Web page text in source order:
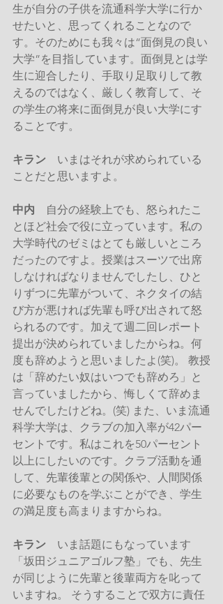
生が自分の子供を流通科学大学に行か
せたいと、思ってくれることなので
す。そのためにも我々は“面倒見の良い
大学”を目指しています。面倒見とは学
生に迎合したり、手取り足取りして教
えるのではなく、厳しく教育して、そ
の学生の将来に面倒見が良い大学にす
ることです。
キラン いまはそれが求められている
ことだと思いますよ。
中内 自分の経験上でも、怒られたこ
とほど社会で役に立っています。私の
大学時代のゼミはとても厳しいところ
だったのですよ。授業はスーツで出席
しなければなりませんでしたし、ひと
りずつに先輩がついて、ネクタイの結
び方が悪ければ先輩も呼び出されて怒
られるのです。加えて週二回レポート
提出が決められていましたからね。何
度も辞めようと思いましたよ(笑)。 教授
は「辞めたい奴はいつでも辞めろ」と
言っていましたから、悔しくて辞めま
せんでしたけどね。(笑) また、いま流通
科学大学は、クラブの加入率が42パー
セントです。私はこれを50パーセント
以上にしたいのです。クラブ活動を通
して、先輩後輩との関係や、人間関係
に必要なものを学ぶことができ、学生
の満足度も高まりますからね。
キラン いま話題にもなっています
「坂田ジュニアゴルフ塾」でも、先生
が同じように先輩と後輩両方を叱って
いますね。 そうすることで双方に責任